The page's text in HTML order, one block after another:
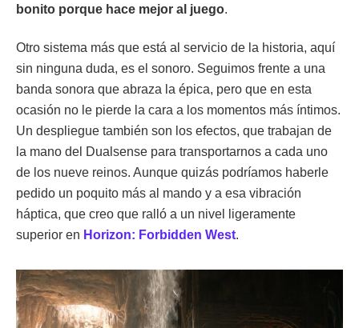
bonito porque hace mejor al juego.
Otro sistema más que está al servicio de la historia, aquí
sin ninguna duda, es el sonoro. Seguimos frente a una
banda sonora que abraza la épica, pero que en esta
ocasión no le pierde la cara a los momentos más íntimos.
Un despliegue también son los efectos, que trabajan de
la mano del Dualsense para transportarnos a cada uno
de los nueve reinos. Aunque quizás podríamos haberle
pedido un poquito más al mando y a esa vibración
háptica, que creo que ralló a un nivel ligeramente
superior en Horizon: Forbidden West.